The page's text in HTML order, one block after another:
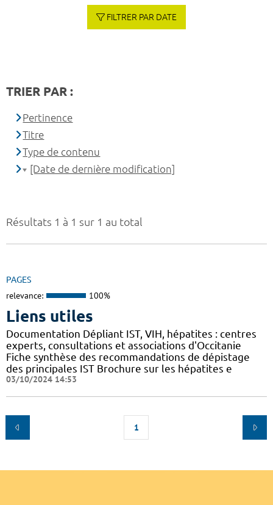
Résultats 1 à 1 sur 1 au total
PAGES
relevance: 100%
Liens utiles
Documentation Dépliant IST, VIH, hépatites : centres
experts, consultations et associations d'Occitanie
Fiche synthèse des recommandations de dépistage
des principales IST Brochure sur les hépatites e
03/10/2024 14:53
1
FILTRER PAR DATE
TRIER PAR :
Pertinence
Titre
Type de contenu
[Date de dernière modification]